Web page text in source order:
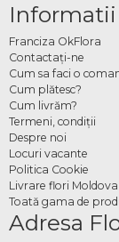
Informatii
Franciza OkFlora
Contactaţi-ne
Cum sa faci o
Cum plătesc?
Cum livrăm?
Termeni, condiţii
Despre noi
Locuri vacante
Politica Cookie
Livrare flori Moldova
Toată gama de
Adresa